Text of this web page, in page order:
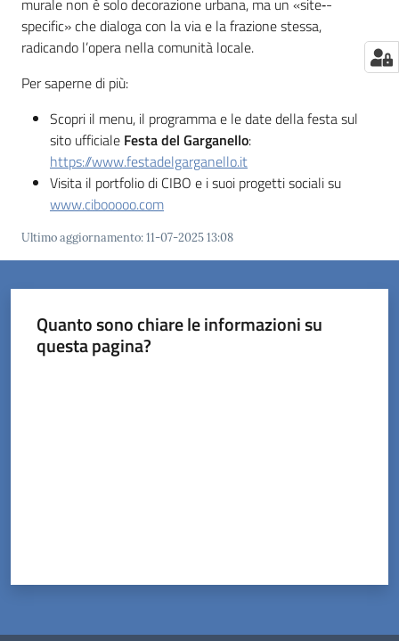
specific» che dialoga con la via e la frazione stessa,
radicando l’opera nella comunità locale.
Per saperne di più:
Scopri il menu, il programma e le date della festa sul
sito ufficiale Festa del Garganello:
https://www.festadelgarganello.it
Visita il portfolio di CIBO e i suoi progetti sociali su
www.cibooooo.com
Ultimo aggiornamento:11-07-2025 13:08
Quanto sono chiare le informazioni su
questa pagina?